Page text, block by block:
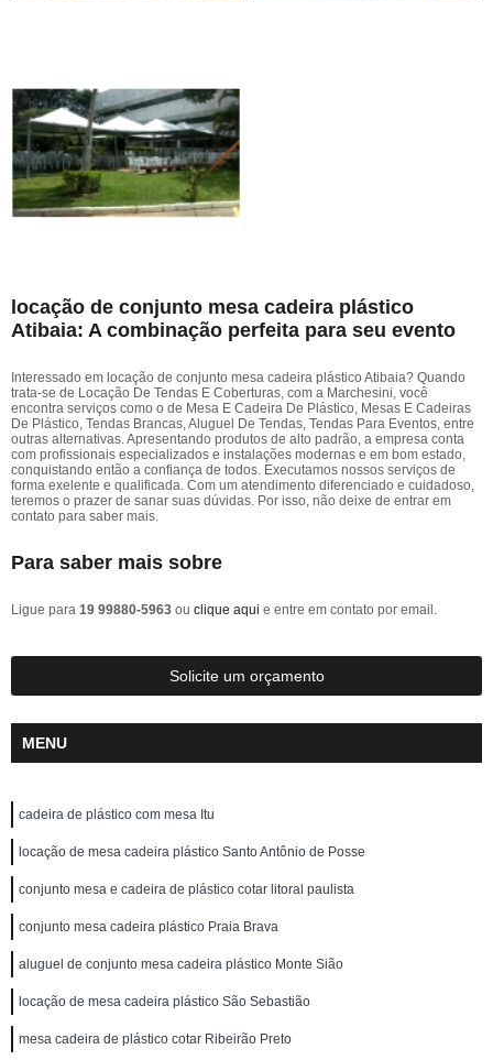
locação de conjunto mesa cadeira plástico
Atibaia: A combinação perfeita para seu evento
Interessado em locação de conjunto mesa cadeira plástico Atibaia? Quando
trata-se de Locação De Tendas E Coberturas, com a Marchesini, você
encontra serviços como o de Mesa E Cadeira De Plástico, Mesas E Cadeiras
De Plástico, Tendas Brancas, Aluguel De Tendas, Tendas Para Eventos, entre
outras alternativas. Apresentando produtos de alto padrão, a empresa conta
com profissionais especializados e instalações modernas e em bom estado,
conquistando então a confiança de todos. Executamos nossos serviços de
forma exelente e qualificada. Com um atendimento diferenciado e cuidadoso,
teremos o prazer de sanar suas dúvidas. Por isso, não deixe de entrar em
contato para saber mais.
Para saber mais sobre
Ligue para 19 99880-5963 ou clique aqui e entre em contato por email.
Solicite um orçamento
MENU
cadeira de plástico com mesa Itu
locação de mesa cadeira plástico Santo Antônio de Posse
conjunto mesa e cadeira de plástico cotar litoral paulista
conjunto mesa cadeira plástico Praia Brava
aluguel de conjunto mesa cadeira plástico Monte Sião
locação de mesa cadeira plástico São Sebastião
mesa cadeira de plástico cotar Ribeirão Preto